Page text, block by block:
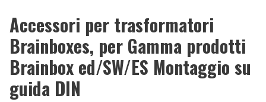
Accessori per trasformatori
Brainboxes, per Gamma prodotti
Brainbox ed/SW/ES Montaggio su
guida DIN